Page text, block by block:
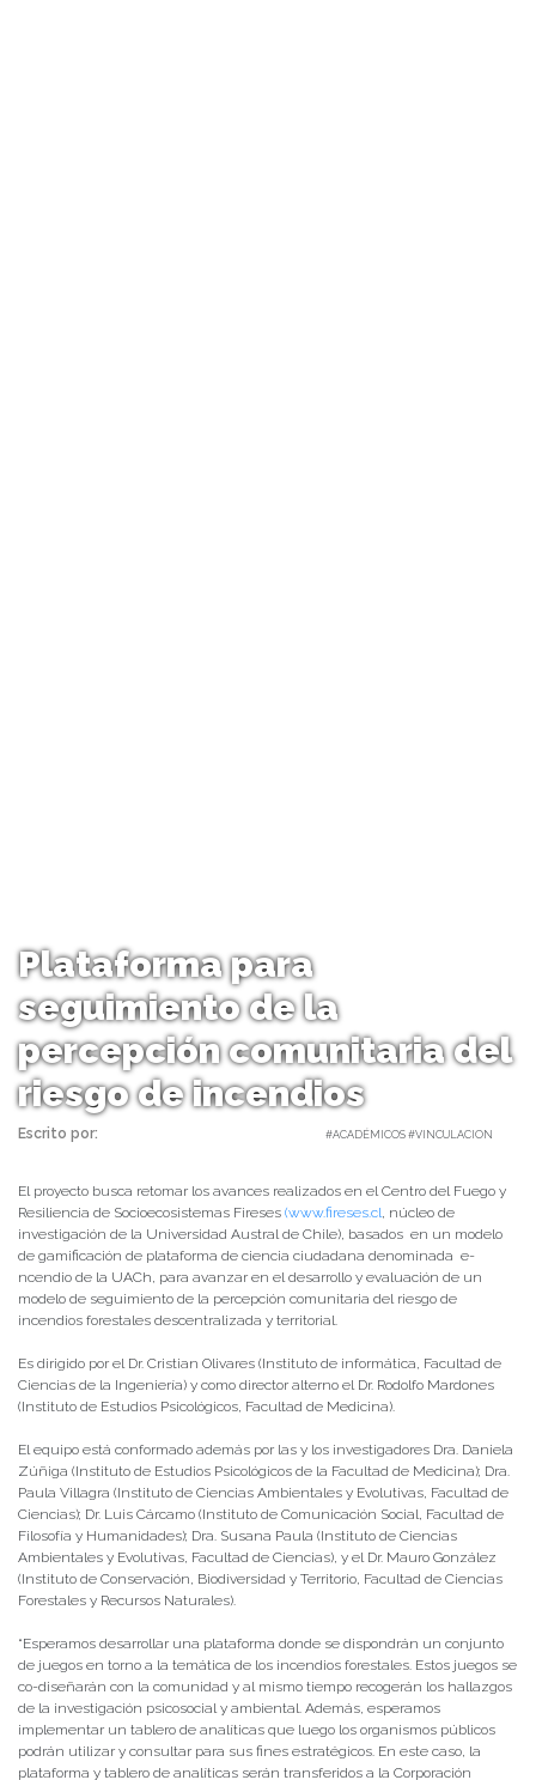
Plataforma para
seguimiento de la
percepción comunitaria del
riesgo de incendios
Escrito por: #ACADÉMICOS #VINCULACION
El proyecto busca retomar los avances realizados en el Centro del Fuego y
Resiliencia de Socioecosistemas Fireses (www.fireses.cl, núcleo de
investigación de la Universidad Austral de Chile), basados en un modelo
de gamificación de plataforma de ciencia ciudadana denominada e-
ncendio de la UACh, para avanzar en el desarrollo y evaluación de un
modelo de seguimiento de la percepción comunitaria del riesgo de
incendios forestales descentralizada y territorial.
Es dirigido por el Dr. Cristian Olivares (Instituto de informática, Facultad de
Ciencias de la Ingeniería) y como director alterno el Dr. Rodolfo Mardones
(Instituto de Estudios Psicológicos, Facultad de Medicina).
El equipo está conformado además por las y los investigadores Dra. Daniela
Zúñiga (Instituto de Estudios Psicológicos de la Facultad de Medicina); Dra.
Paula Villagra (Instituto de Ciencias Ambientales y Evolutivas, Facultad de
Ciencias); Dr. Luis Cárcamo (Instituto de Comunicación Social, Facultad de
Filosofía y Humanidades); Dra. Susana Paula (Instituto de Ciencias
Ambientales y Evolutivas, Facultad de Ciencias), y el Dr. Mauro González
(Instituto de Conservación, Biodiversidad y Territorio, Facultad de Ciencias
Forestales y Recursos Naturales).
“Esperamos desarrollar una plataforma donde se dispondrán un conjunto
de juegos en torno a la temática de los incendios forestales. Estos juegos se
co-diseñarán con la comunidad y al mismo tiempo recogerán los hallazgos
de la investigación psicosocial y ambiental. Además, esperamos
implementar un tablero de analíticas que luego los organismos públicos
podrán utilizar y consultar para sus fines estratégicos. En este caso, la
plataforma y tablero de analíticas serán transferidos a la Corporación